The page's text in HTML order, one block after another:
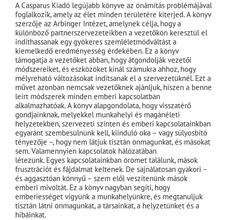
A Casparus Kiadó legújabb könyve az önámítás problémájával
foglalkozik, amely az élet minden területére kiterjed. A könyv
szerzője az Arbinger Intézet, amelynek célja, hogy a
különböző partnerszervezeteikben a vezetőkön keresztül el
indíthassanak egy gyökeres szemléletmódváltást a
kiemelkedő eredményesség érdekében. Ez a könyv
támogatja a vezetőket abban, hogy átgondolják vezetői
módszereiket, és eszközöket kínál számukra ahhoz, hogy
mélyreható változásokat indítsanak el a szervezetüknél. Ezt a
művet azonban nemcsak vezetőknek ajánljuk, hiszen a benne
leírt módszerek minden emberi kapcsolatban
alkalmazhatóak. A könyv alapgondolata, hogy visszatérő
gondjainknak, melyekkel munkahelyi és magánéleti
helyzetekben, szervezeti szinten és emberi kapcsolatainkban
egyaránt szembesülnünk kell, kiinduló oka – vagy súlyosbító
tényezője –, hogy nem látjuk tisztán önmagunkat, és másokat
sem. Valamennyien kapcsolatok hálózatában
létezünk. Egyes kapcsolatainkban örömet találunk, mások
frusztrációt és fájdalmat keltenek. De sajnálatosan gyakori –
és aggasztóan könnyű – szem elől veszítenünk mások
emberi mivoltát. Ez a könyv nagyban segíti, hogy
emberiességet vigyünk a munkahelyünkre, és megtanuljuk
tisztán látni önmagunkat, a társainkat, a helyzetünket és a
hibáinkat.